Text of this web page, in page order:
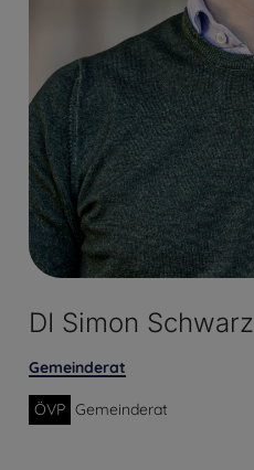
DI Simon Schwarz
Gemeinderat
ÖVP Gemeinderat